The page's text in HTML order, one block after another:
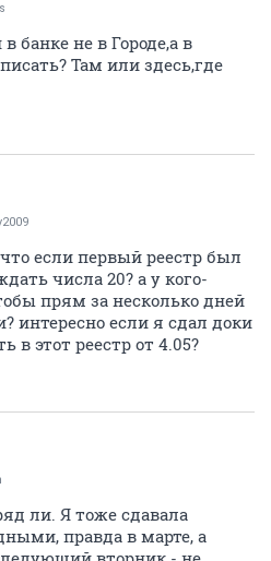
банке не в Городе,а в
Там или здесь,где
если первый реестр был
числа 20? а у кого-
прям за несколько дней
интересно если я сдал доки
в этот реестр от 4.05?
ли. Я тоже сдавала
правда в марте, а